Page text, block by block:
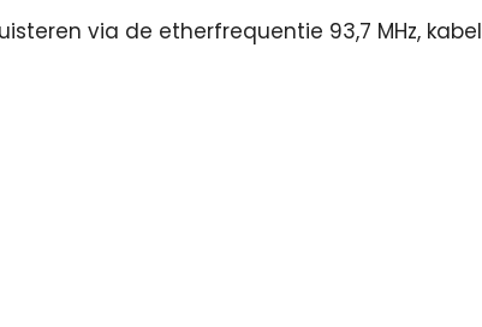
via de etherfrequentie 93,7 MHz, kabel